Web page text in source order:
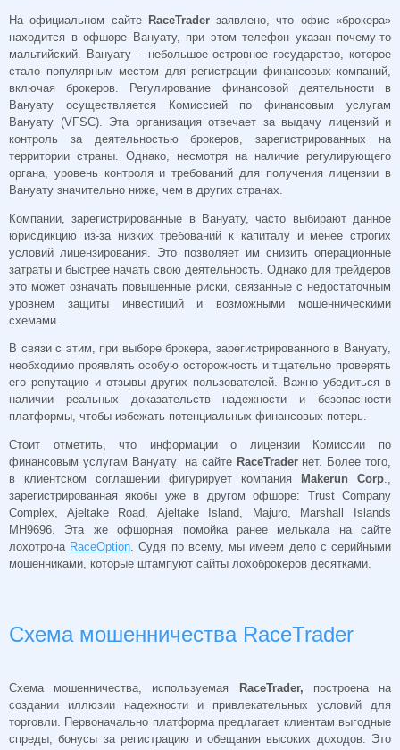
На официальном сайте RaceTraderзаявлено, что офис «брокера»
находится в офшоре Вануату, при этом телефон указан почему-то
мальтийский. Вануату – небольшое островное государство, которое
стало популярным местом для регистрации финансовых компаний,
включая брокеров. Регулирование финансовой деятельности в
Вануату осуществляется Комиссией по финансовым услугам
Вануату (VFSC). Эта организация отвечает за выдачу лицензий и
контроль за деятельностью брокеров, зарегистрированных на
территории страны. Однако, несмотря на наличие регулирующего
органа, уровень контроля и требований для получения лицензии в
Вануату значительно ниже, чем в других странах.
Компании, зарегистрированные в Вануату, часто выбирают данное
юрисдикцию из-за низких требований к капиталу и менее строгих
условий лицензирования. Это позволяет им снизить операционные
затраты и быстрее начать свою деятельность. Однако для трейдеров
это может означать повышенные риски, связанные с недостаточным
уровнем защиты инвестиций и возможными мошенническими
схемами.
В связи с этим, при выборе брокера, зарегистрированного в Вануату,
необходимо проявлять особую осторожность и тщательно проверять
его репутацию и отзывы других пользователей. Важно убедиться в
наличии реальных доказательств надежности и безопасности
платформы, чтобы избежать потенциальных финансовых потерь.
Стоит отметить, что информации о лицензии Комиссии по
финансовым услугам Вануату на сайте RaceTraderнет. Более того,
в клиентском соглашении фигурирует компания
Makerun Corp.,
зарегистрированная якобы уже в другом офшоре: Trust Company
Complex, Ajeltake Road, Ajeltake Island, Majuro, Marshall Islands
MH9696. Эта же офшорная помойка ранее мелькала на сайте
лохотрона RaceOption. Судя по всему, мы имеем дело с серийными
мошенниками, которые штампуют сайты лохоброкеров десятками.
Схема мошенничества RaceTrader
Схема мошенничества, используемая RaceTrader, построена на
создании иллюзии надежности и привлекательных условий для
торговли. Первоначально платформа предлагает клиентам выгодные
спреды, бонусы за регистрацию и обещания высоких доходов. Это